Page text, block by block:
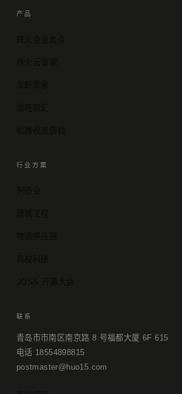
产品
行业方案
联系
青岛市市南区南京路 8 号福都大厦 6F 615
电话 18554898815
postmaster@huo15.com